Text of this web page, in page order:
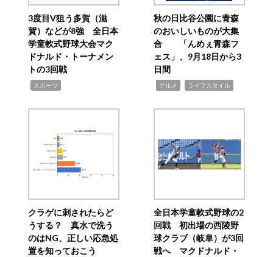
3度目V狙う多賀（滋
賀）などが8強 全日本
学童軟式野球大会マク
ドナルド・トーナメン
トの3回戦
スポーツ
秋の日比谷公園に青森
のおいしいものが大集
合 「んめぇ青森フ
ェス」、9月18日から3
日間
グルメ ライフスタイル
クラゲに刺されたらど
うする？ 真水で洗う
のはNG、正しい応急処
置を知っておこう
全日本学童軟式野球の2
回戦 初出場の西陵野
球クラブ（岐阜）が3回
戦へ マクドナルド・